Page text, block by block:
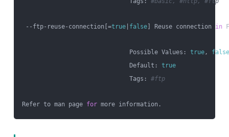
--ftp-reuse-connection[=true| false] Reuse connection in
Possible Values: true, false
Default: true
Tags: #ftp
Refer to man page for